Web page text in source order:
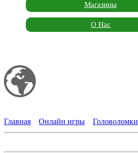
Магазины
О Нас
Главная
Онлайн игры Головоломки